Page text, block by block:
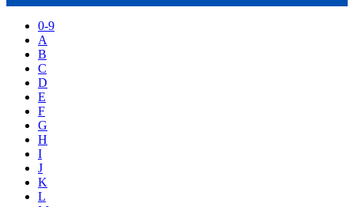
0-9
A
B
C
D
E
F
G
H
I
J
K
L